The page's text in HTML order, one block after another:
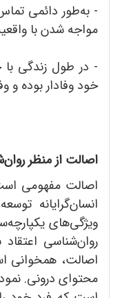
- به‌طور دائمی
مواجه شدن با
- در طول زندگی
خود وفادار بوده و
اصالت از منظر
اصالت مفهومی
انسان‌گرایانه
ویژگی‌های
روان‌شناسی
اصالت، همخوانی
محتوای درونی.